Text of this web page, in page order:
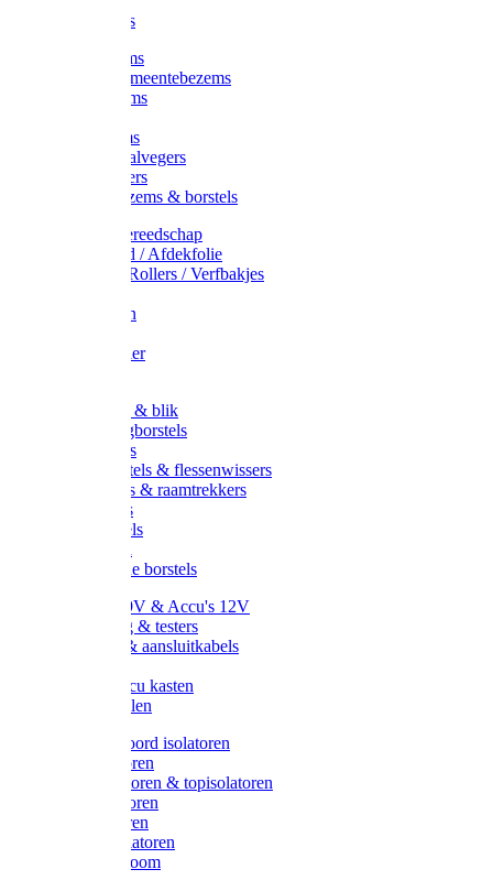
Composters
Straatbezems
Stads- / Gemeentebezems
Terrasbezems
Gootbezems
Kamer-/Zaalvegers
Vloertrekkers
Onkruidbezems & borstels
Schildersgereedschap
Afplakband / Afdekfolie
Kwasten / Rollers / Verfbakjes
Afdekfoliën
Schuurpapier
Handveger & blik
Voetenveegborstels
Handvegers
Afwasborstels & flessenwissers
Wasborstels & raamtrekkers
Tonborstels
Werkborstels
Hygienische borstels
Batterijen 9V & Accu's 12V
Beveiliging & testers
Kabelsets & aansluitkabels
Metalen accu kasten
Zonnepanelen
Draad & koord isolatoren
Ringisolatoren
Extra isolatoren & topisolatoren
Hoekisolatoren
Lintisolatoren
Afstandisolatoren
Isolatorenboom